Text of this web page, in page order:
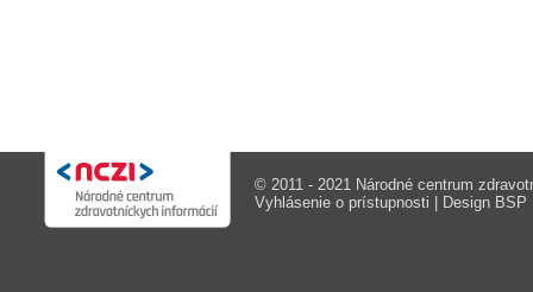
© 2011 - 2021 Národné centrum
Vyhlásenie o prístupnosti | Design BSP